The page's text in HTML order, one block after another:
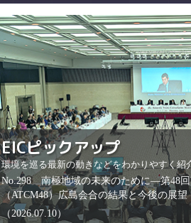
ニュートラル：Satellite for actions
（2026.07.21）
EICピックアップ
環境を巡る最新の動きなどをわかりやすく紹
No.298 南極地域の未来のために―第48